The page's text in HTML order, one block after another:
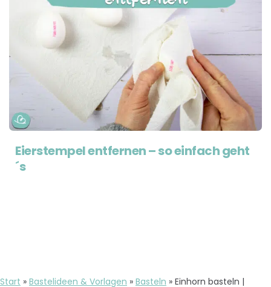
Eierstempel entfernen – so einfach geht
´s
Start » Bastelideen & Vorlagen » Basteln » Einhorn basteln |